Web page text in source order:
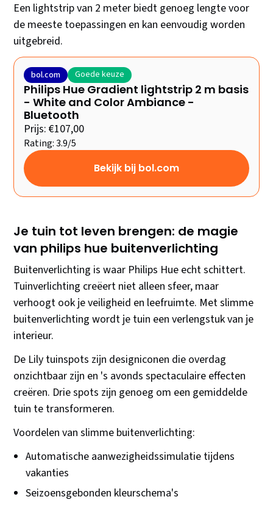
Een lightstrip van 2 meter biedt genoeg lengte voor
de meeste toepassingen en kan eenvoudig worden
uitgebreid.
bol.com Goede keuze
Philips Hue Gradient lightstrip 2 m basis
- White and Color Ambiance -
Bluetooth
Prijs: €107,00
Rating: 3.9/5
Bekijk bij bol.com
Je tuin tot leven brengen: de magie
van philips hue buitenverlichting
Buitenverlichting is waar Philips Hue echt schittert.
Tuinverlichting creëert niet alleen sfeer, maar
verhoogt ook je veiligheid en leefruimte. Met slimme
buitenverlichting wordt je tuin een verlengstuk van je
interieur.
De Lily tuinspots zijn designiconen die overdag
onzichtbaar zijn en 's avonds spectaculaire effecten
creëren. Drie spots zijn genoeg om een gemiddelde
tuin te transformeren.
Voordelen van slimme buitenverlichting:
Automatische aanwezigheidssimulatie tijdens
vakanties
Seizoensgebonden kleurschema's